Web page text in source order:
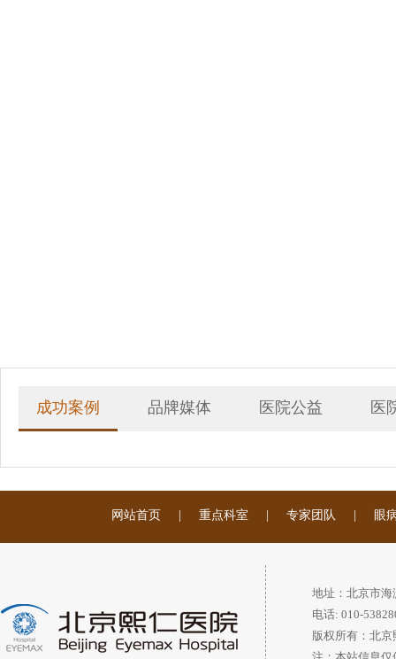
成功案例 品牌媒体 医院公益 医
网站首页 | 重点科室 | 专家团队 | 眼
地址：北京市
电话: 010-
版权所有：北
注：本站信息